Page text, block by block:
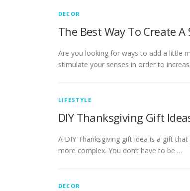
DECOR
The Best Way To Create
Are you looking for ways to add a little
stimulate your senses in order to
LIFESTYLE
DIY Thanksgiving Gift
A DIY Thanksgiving gift idea is a gift
more complex. You don’t have to be …
DECOR